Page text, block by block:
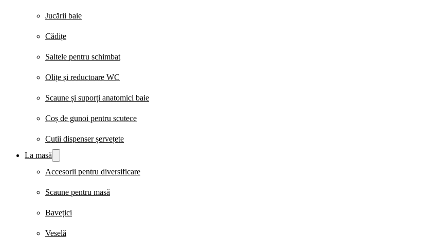
Jucării baie
Cădițe
Saltele pentru schimbat
Olițe și reductoare WC
Scaune și suporți anatomici baie
Coș de gunoi pentru scutece
Cutii dispenser șervețete
La masă
Accesorii pentru diversificare
Scaune pentru masă
Bavețici
Veselă